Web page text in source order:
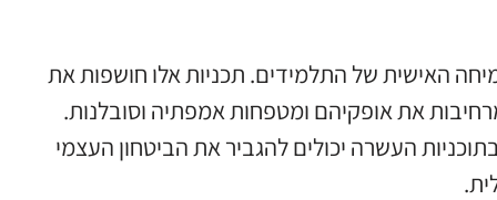
האישית של התלמידים. תכניות אלו חושפות את
את אופקיהם ומטפחות אמפתיה וסובלנות.
העשרה יכולים להגביר את הביטחון העצמי